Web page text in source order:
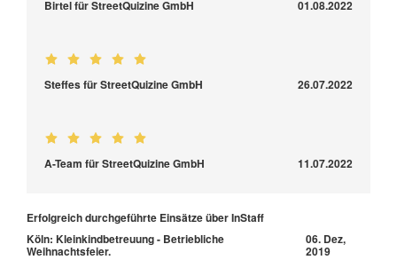
Birtel für StreetQuizine GmbH 01.08.2022
Steffes für StreetQuizine GmbH 26.07.2022
A-Team für StreetQuizine GmbH 11.07.2022
Erfolgreich durchgeführte Einsätze über InStaff
Köln: Kleinkindbetreuung - Betriebliche
Weihnachtsfeier.
06. Dez,
2019